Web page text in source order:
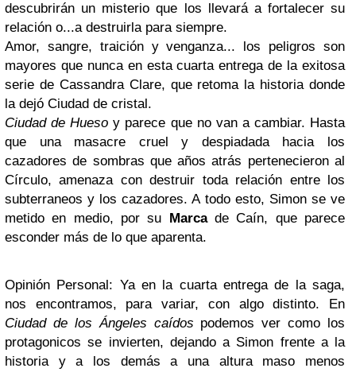
descubrirán un misterio que los llevará a fortalecer su
relación o...a destruirla para siempre.
Amor, sangre, traición y venganza... los peligros son
mayores que nunca en esta cuarta entrega de la exitosa
serie de Cassandra Clare, que retoma la historia donde
la dejó Ciudad de cristal.
Ciudad de Hueso y parece que no van a cambiar. Hasta
que una masacre cruel y despiadada hacia los
cazadores de sombras que años atrás pertenecieron al
Círculo, amenaza con destruir toda relación entre los
subterraneos y los cazadores. A todo esto, Simon se ve
metido en medio, por su Marcade Caín, que parece
esconder más de lo que aparenta.
Opinión Personal: Ya en la cuarta entrega de la saga,
nos encontramos, para variar, con algo distinto. En
Ciudad de los Ángeles caídos podemos ver como los
protagonicos se invierten, dejando a Simon frente a la
historia y a los demás a una altura maso menos